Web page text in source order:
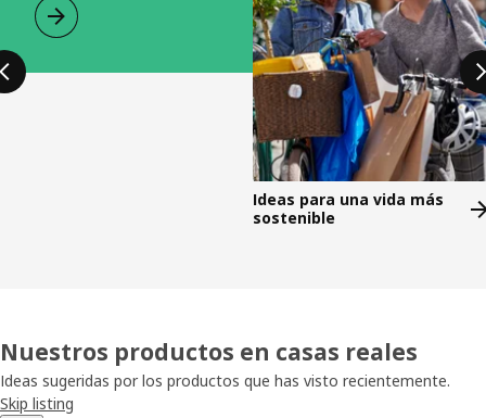
Ideas para una vida más
sostenible
Nuestros productos en casas reales
Ideas sugeridas por los productos que has visto recientemente.
Skip listing